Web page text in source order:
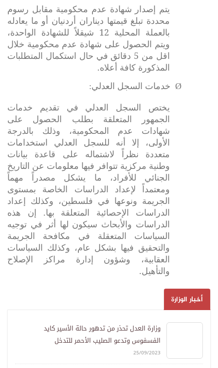
يتم إصدار شهادة عدم محكومية مقابل رسوم
محددة تبلغ قيمتها ديناران أردنيان أو ما يعادله
بالعملة المحلية 12 شيقلاً للشهادة الواحدة،
ويتم الحصول على شهادة عدم محكومية خلال
اقل من 5 دقائق في حال استكمال المتطلبات
المذكورة كافة أعلاه.
Ø خدمات السجل العدلي:
يختص السجل العدلي في تقديم خدمات
الجمهور المتعلقة بطلب الحصول على
شهادات عدم المحكومية، وذلك بالدرجة
الأولى، إلا أنه للسجل العدلي استخدامات
متعددة نظراً لاشتماله على قاعدة بيانات
وطنية مركزية تتوافر فيها معلومات عن التاريخ
الجنائي للأفراد، ما يشكل مصدراً مهماً
ومعتمداً لإعداد الدراسات الخاصة بمستوى
الجريمة ونوعها في فلسطين، وكذلك إعداد
الدراسات الإحصائية المتعلقة بها. إن هذه
الدراسات والأبحاث سيكون لها أثر في توجيه
السياسات المتعقلة في مكافحة الجريمة
والتحقيق فيها بشكل عام، وكذلك السياسات
العقابية، وشؤون إدارة مراكز الإصلاح
والتأهيل.
أخبار الوزارة
وزارة العدل تحذر من تدهور حالة الأسير كايد
الفسفوس وتدعو الصليب الأحمر للتدخل
25/09/2023